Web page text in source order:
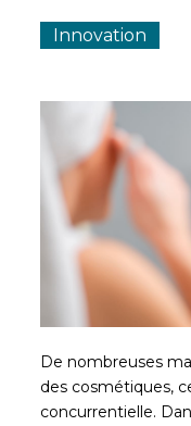
Innovation
De nombreuses
des cosmétiques,
concurrentielle.